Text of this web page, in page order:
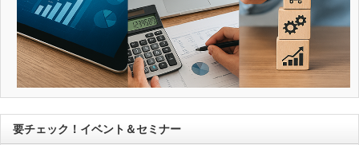
要チェック！イベント＆セミナー